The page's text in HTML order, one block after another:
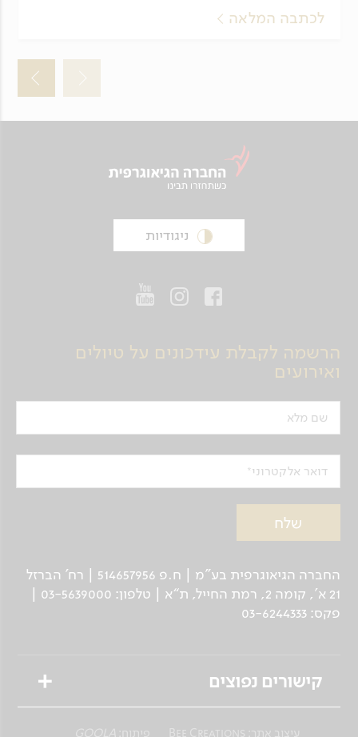
לכתבה המלאה
ניגודיות
הרשמה לקבלת עידכונים על טיולים
ואירועים
שם מלא
דואר אלקטרוני
החברה הגיאוגרפית בע"מ | ח.פ 514657956 | רח’ הברזל
21 א', קומה 2, רמת החייל, ת“א | טלפון: 03-5639000 |
פקס: 03-6244333
קישורים נפוצים